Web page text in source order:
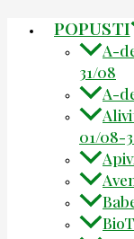
POPUSTI
A-
31/08
A-
01/08-